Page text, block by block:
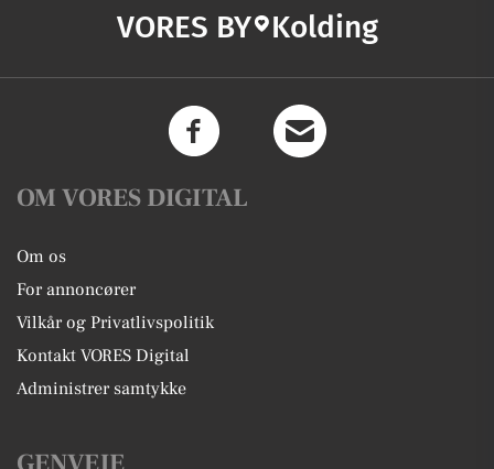
VORES BY Kolding
OM VORES DIGITAL
Om os
For annoncører
Vilkår og Privatlivspolitik
Kontakt VORES Digital
Administrer samtykke